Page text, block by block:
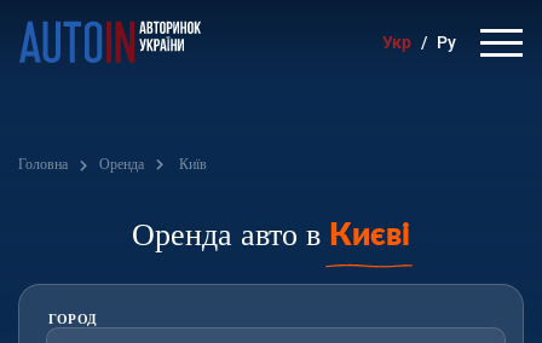
Укр / Ру
Головна Оренда Київ
Оренда авто в Києві
ГОРОД